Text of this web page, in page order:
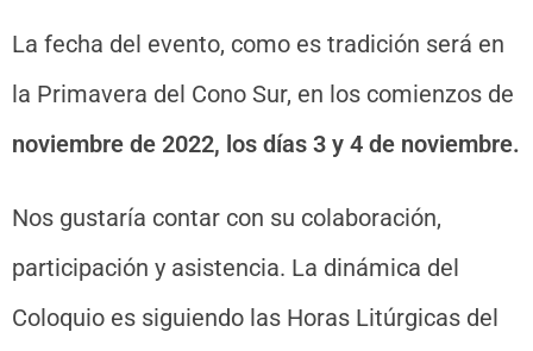
La fecha del evento, como es tradición será en
la Primavera del Cono Sur, en los comienzos de
noviembre de 2022, los días 3 y 4 de noviembre.
Nos gustaría contar con su colaboración,
participación y asistencia. La dinámica del
Coloquio es siguiendo las Horas Litúrgicas del